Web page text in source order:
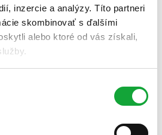
inzercie a analýzy. Títo partneri
skombinovať s ďalšími
alebo ktoré od vás získali,